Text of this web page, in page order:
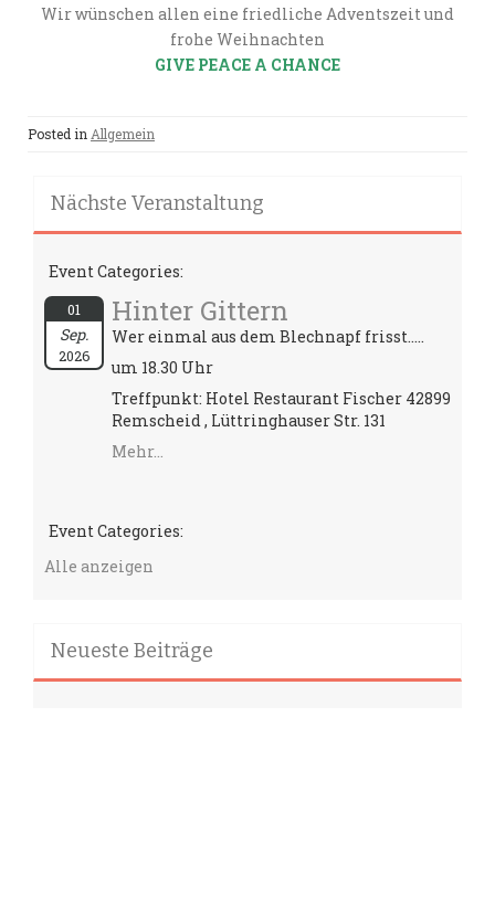
Wir wünschen allen eine friedliche Adventszeit und
frohe Weihnachten
GIVE PEACE A CHANCE
Posted in Allgemein
Nächste Veranstaltung
Event Categories:
01
Sep.
2026
Hinter Gittern
Wer einmal aus dem Blechnapf frisst.....
um 18.30 Uhr
Treffpunkt: Hotel Restaurant Fischer 42899
Remscheid , Lüttringhauser Str. 131
Mehr...
Event Categories:
Alle anzeigen
Neueste Beiträge